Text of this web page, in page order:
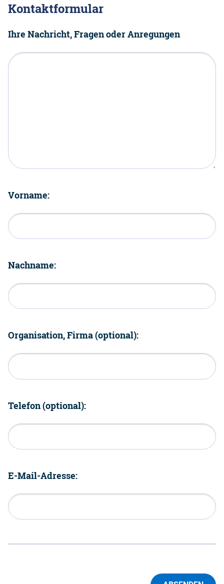
Kontaktformular
Ihre Nachricht, Fragen oder Anregungen
Vorname:
Nachname:
Organisation, Firma (optional):
Telefon (optional):
E-Mail-Adresse: